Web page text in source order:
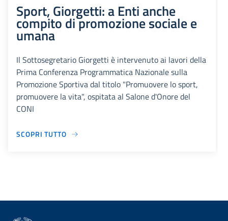
Sport, Giorgetti: a Enti anche
compito di promozione sociale e
umana
Il Sottosegretario Giorgetti è intervenuto ai lavori della
Prima Conferenza Programmatica Nazionale sulla
Promozione Sportiva dal titolo "Promuovere lo sport,
promuovere la vita", ospitata al Salone d'Onore del
CONI
SCOPRI TUTTO